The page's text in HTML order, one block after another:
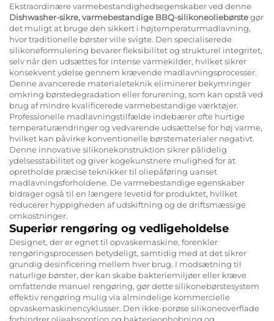
Ekstraordinære varmebestandighedsegenskaber ved denne
Dishwasher-sikre, varmebestandige BBQ-silikoneoliebørstegør
det muligt at bruge den sikkert i højtemperaturmadlavning,
hvor traditionelle børster ville svigte. Den specialiserede
silikoneformulering bevarer fleksibilitet og strukturel integritet,
selv når den udsættes for intense varmekilder, hvilket sikrer
konsekvent ydelse gennem krævende madlavningsprocesser.
Denne avancerede materialeteknik eliminerer bekymringer
omkring børstedegradation eller forurening, som kan opstå ved
brug af mindre kvalificerede varmebestandige værktøjer.
Professionelle madlavningstilfælde indebærer ofte hurtige
temperaturændringer og vedvarende udsættelse for høj varme,
hvilket kan påvirke konventionelle børstematerialer negativt.
Denne innovative silikonekonstruktion sikrer pålidelig
ydelsesstabilitet og giver kogekunstnere mulighed for at
opretholde præcise teknikker til oliepåføring uanset
madlavningsforholdene. De varmebestandige egenskaber
bidrager også til en længere levetid for produktet, hvilket
reducerer hyppigheden af udskiftning og de driftsmæssige
omkostninger.
Superiør rengøring og vedligeholdelse
Designet, der er egnet til opvaskemaskine, forenkler
rengøringsprocessen betydeligt, samtidig med at det sikrer
grundig desinficering mellem hver brug. I modsætning til
naturlige børster, der kan skabe bakteriemiljøer eller kræve
omfattende manuel rengøring, gør dette silikonebørstesystem
effektiv rengøring mulig via almindelige kommercielle
opvaskemaskinencyklusser. Den ikke-porøse silikoneoverflade
forhindrer olieabsorption og bakterieophobning og